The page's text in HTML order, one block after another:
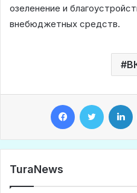
озеленение и
внебюджетных средств.
TuraNews